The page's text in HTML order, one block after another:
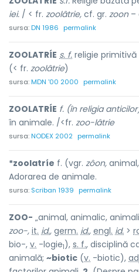
iei. / < fr. zoolâtrie, cf. gr. zoon–
sursa:DN 1986 permalink
ZOOLATRÍE s. f. religie
(< fr. zoolâtrie)
sursa:MDN '00 2000 permalink
ZOOLATRÍE f. (în religia
în animale. /<fr. zoo-lâtrie
sursa:NODEX 2002 permalink
*zoolatríe f. (vgr. zôon,
Adorarea de animale.
sursa: Scriban 1939 permalink
ZOO- „animal, animalic,
zoo-, it. id., germ. id., engl. id. >
bio-, v. -logie1), s. f., disciplină
animală; ~biotic (v. -biotic),